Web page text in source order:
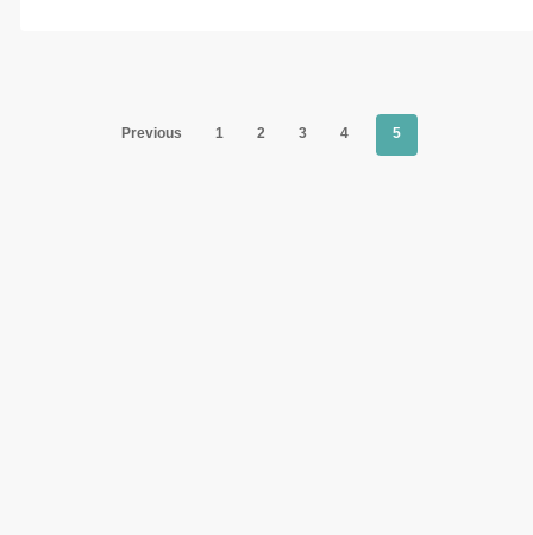
Previous 1 2 3 4 5